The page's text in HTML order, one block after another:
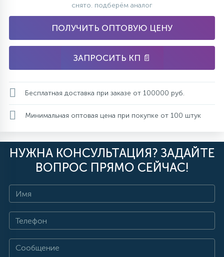
снято. подберём аналог
ПОЛУЧИТЬ ОПТОВУЮ ЦЕНУ
ЗАПРОСИТЬ КП 📄
Бесплатная доставка при заказе от 100000 руб.
Минимальная оптовая цена при покупке от 100 штук
НУЖНА КОНСУЛЬТАЦИЯ? ЗАДАЙТЕ
ВОПРОС ПРЯМО СЕЙЧАС!